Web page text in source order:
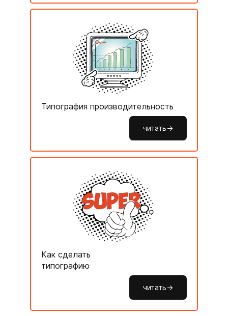
Типография производительность
читать->
Как сделать
типографию
читать->